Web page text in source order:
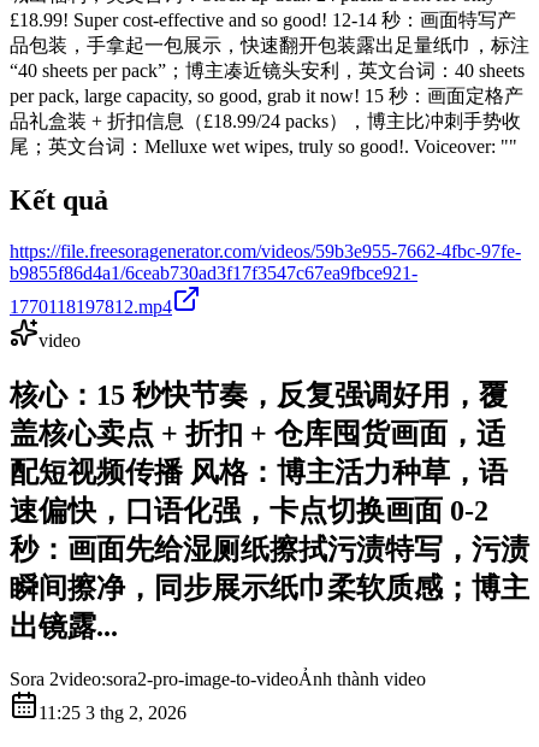
£18.99! Super cost-effective and so good! 12-14 秒：画面特写产
品包装，手拿起一包展示，快速翻开包装露出足量纸巾，标注
“40 sheets per pack”；博主凑近镜头安利，英文台词：40 sheets
per pack, large capacity, so good, grab it now! 15 秒：画面定格产
品礼盒装 + 折扣信息（£18.99/24 packs），博主比冲刺手势收
尾；英文台词：Melluxe wet wipes, truly so good!. Voiceover: ""
Kết quả
https://file.freesoragenerator.com/videos/59b3e955-7662-4fbc-97fe-
b9855f86d4a1/6ceab730ad3f17f3547c67ea9fbce921-
1770118197812.mp4
video
核心：15 秒快节奏，反复强调好用，覆
盖核心卖点 + 折扣 + 仓库囤货画面，适
配短视频传播 风格：博主活力种草，语
速偏快，口语化强，卡点切换画面 0-2
秒：画面先给湿厕纸擦拭污渍特写，污渍
瞬间擦净，同步展示纸巾柔软质感；博主
出镜露...
Sora 2video:sora2-pro-image-to-videoẢnh thành video
11:25 3 thg 2, 2026